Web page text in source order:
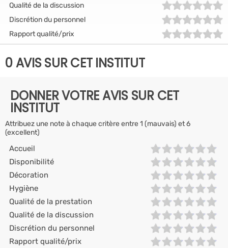
Qualité de la discussion
Discrétion du personnel
Rapport qualité/prix
0 AVIS SUR CET INSTITUT
DONNER VOTRE AVIS SUR CET
INSTITUT
Attribuez une note à chaque critère entre 1 (mauvais) et 6
(excellent)
Accueil
Disponibilité
Décoration
Hygiène
Qualité de la prestation
Qualité de la discussion
Discrétion du personnel
Rapport qualité/prix